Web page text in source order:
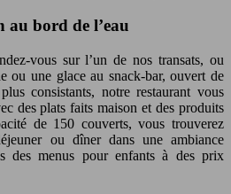
au bord de l’eau
vous sur l’un de nos transats, ou
ou une glace au snack-bar, ouvert de
consistants, notre restaurant vous
des plats faits maison et des produits
de 150 couverts, vous trouverez
ou dîner dans une ambiance
des menus pour enfants à des prix